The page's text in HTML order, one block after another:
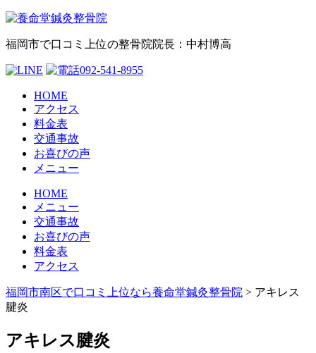
福岡市で口コミ上位の整骨院院長：中村博高
HOME
アクセス
料金表
交通事故
お喜びの声
メニュー
HOME
メニュー
交通事故
お喜びの声
料金表
アクセス
福岡市南区で口コミ上位なら養命堂鍼灸整骨院 > アキレス
腱炎
アキレス腱炎